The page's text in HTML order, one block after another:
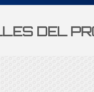
DEL